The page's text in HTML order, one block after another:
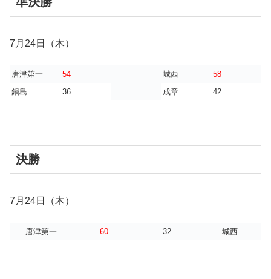
7月24日（木）
唐津第一 54 城西
58
鍋島
36 成章 42
決勝
7月24日（木）
唐津第一 60 32 城西